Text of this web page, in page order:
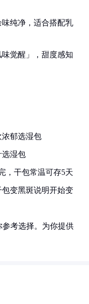
纯净，适合搭配乳
味觉醒」，甜度感知
浓郁选湿包
选湿包
，干包常温可存5天
变黑斑说明开始变
考选择。为你提供